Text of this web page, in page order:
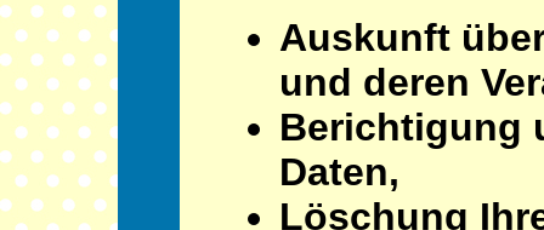
Auskunft
und deren
Berichtigung
Daten,
Löschung